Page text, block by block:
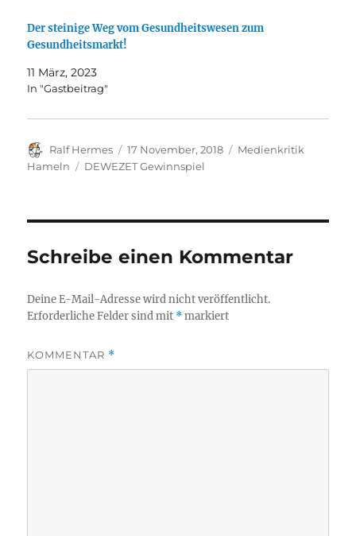
Der steinige Weg vom Gesundheitswesen zum
Gesundheitsmarkt!
11 März, 2023
In "Gastbeitrag"
Autor
Ralf Hermes
Veröffentlicht
am
17 November, 2018 Kategorien
Medienkritik
Hameln
Schlagwörter
DEWEZET Gewinnspiel
Schreibe einen Kommentar
Deine E-Mail-Adresse wird nicht veröffentlicht.
Erforderliche Felder sind mit *markiert
KOMMENTAR *